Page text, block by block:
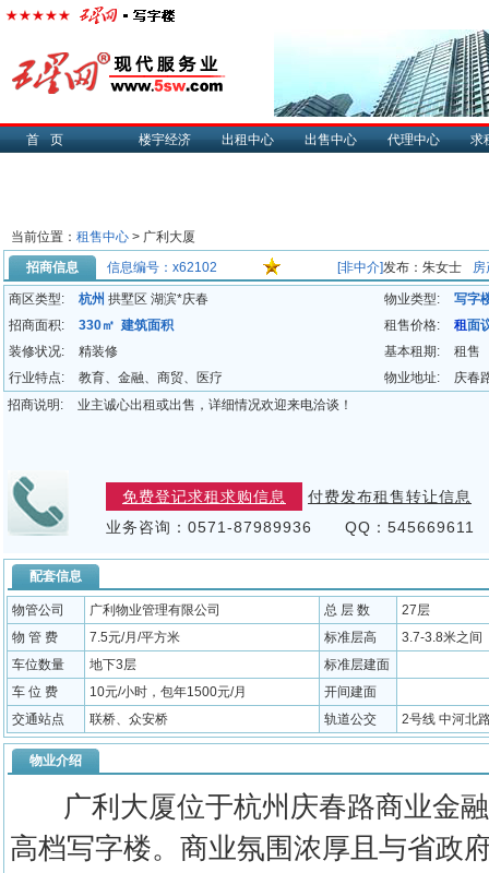
首页 楼宇经济 出租中心 出售中心 代理中心 求
当前位置： 租售中心 > 广利大厦
招商信息
信息编号：x62102 [非中介]发布：朱女士 房
商区类型: 杭州 拱墅区 湖滨*庆春 物业类型:
写字
招商面积:
330㎡ 建筑面积 租售价格: 租面
装修状况:
精装修 基本租期:
租售
行业特点:
教育、金融、商贸、医疗 物业地址:
庆春
招商说明:
业主诚心出租或出售，详细情况欢迎来电洽谈！
免费登记求租求购信息
付费发布租售转让信息
业务咨询：0571-87989936 QQ：545669611
配套信息
物管公司 广利物业管理有限公司 总 层 数
27层
物 管 费
7.5元/月/平方米 标准层高
3.7-3.8米之间
车位数量
地下3层
标准层建面
车 位 费
10元/小时，包年1500元/月
开间建面
交通站点
联桥、众安桥 轨道公交 2号线 中河北
物业介绍
广利大厦位于杭州庆春路商业金融
高档写字楼。商业氛围浓厚且与省政